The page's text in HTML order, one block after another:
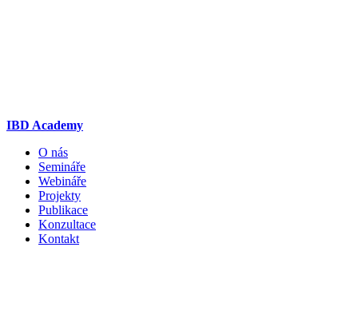
IBD Academy
O nás
Semináře
Webináře
Projekty
Publikace
Konzultace
Kontakt